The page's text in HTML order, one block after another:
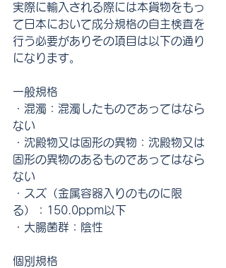
実際に輸入される際には本貨物をもっ
て日本において成分規格の自主検査を
行う必要がありその項目は以下の通り
になります。
一般規格
・混濁：混濁したものであってはなら
ない
・沈殿物又は固形の異物：沈殿物又は
固形の異物のあるものであってはなら
ない
・スズ（金属容器入りのものに限
る）：150.0ppm以下
・大腸菌群：陰性
個別規格